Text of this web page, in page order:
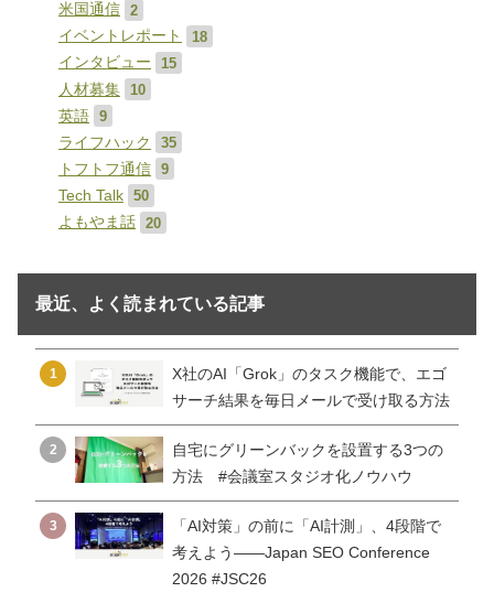
米国通信
2
イベントレポート
18
インタビュー
15
人材募集
10
英語
9
ライフハック
35
トフトフ通信
9
Tech Talk
50
よもやま話
20
最近、よく読まれている記事
1
X社のAI「Grok」のタスク機能で、エゴ
サーチ結果を毎日メールで受け取る方法
2
自宅にグリーンバックを設置する3つの
方法 #会議室スタジオ化ノウハウ
3
「AI対策」の前に「AI計測」、4段階で
考えよう——Japan SEO Conference
2026 #JSC26